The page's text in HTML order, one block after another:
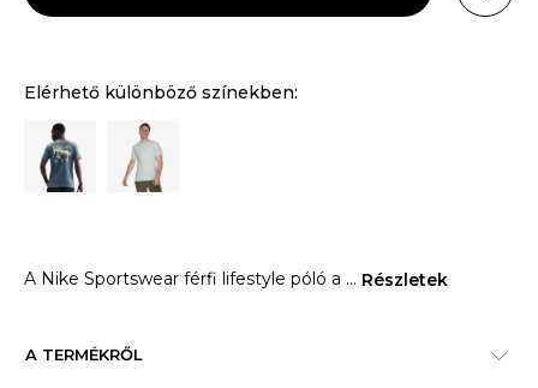
Elérhető különböző színekben:
A Nike Sportswear férfi lifestyle póló a ... Részletek
A TERMÉKRŐL